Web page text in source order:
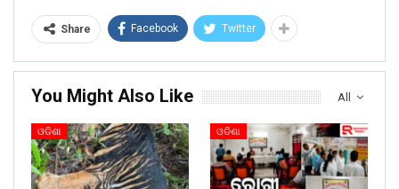
Share Facebook Twitter
All
You Might Also Like
ଓଡିଶା ଓଡିଶା